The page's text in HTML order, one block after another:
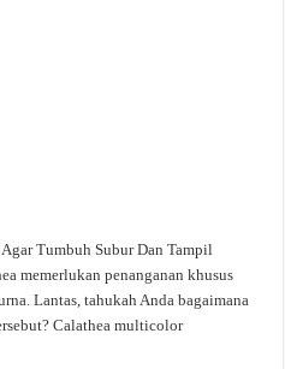
Tumbuh Subur Dan Tampil
memerlukan penanganan khusus
Lantas, tahukah Anda bagaimana
Calathea multicolor